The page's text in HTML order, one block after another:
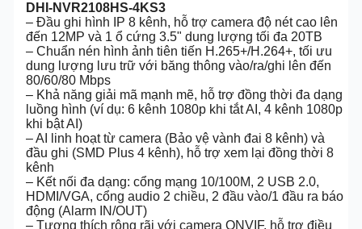
DHI-NVR2108HS-4KS3
– Đầu ghi hình IP 8 kênh, hỗ trợ camera độ nét cao lên
đến 12MP và 1 ổ cứng 3.5" dung lượng tối đa 20TB
– Chuẩn nén hình ảnh tiên tiến H.265+/H.264+, tối ưu
dung lượng lưu trữ với băng thông vào/ra/ghi lên đến
80/60/80 Mbps
– Khả năng giải mã mạnh mẽ, hỗ trợ đồng thời đa dạng
luồng hình (ví dụ: 6 kênh 1080p khi tắt AI, 4 kênh 1080p
khi bật AI)
– AI linh hoạt từ camera (Bảo vệ vành đai 8 kênh) và
đầu ghi (SMD Plus 4 kênh), hỗ trợ xem lại đồng thời 8
kênh
– Kết nối đa dạng: cổng mạng 10/100M, 2 USB 2.0,
HDMI/VGA, cổng audio 2 chiều, 2 đầu vào/1 đầu ra báo
động (Alarm IN/OUT)
– Tương thích rộng rãi với camera ONVIF, hỗ trợ điều